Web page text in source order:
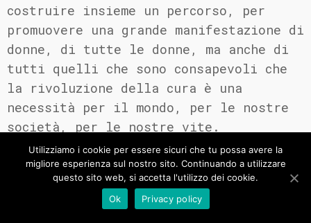
costruire insieme un percorso, per
promuovere una grande manifestazione di
donne, di tutte le donne, ma anche di
tutti quelli che sono consapevoli che
la rivoluzione della cura è una
necessità per il mondo, per le nostre
società, per le nostre vite.
Utilizziamo i cookie per essere sicuri che tu possa avere la
migliore esperienza sul nostro sito. Continuando a utilizzare
questo sito web, si accetta l'utilizzo dei cookie.
Ok
Privacy policy